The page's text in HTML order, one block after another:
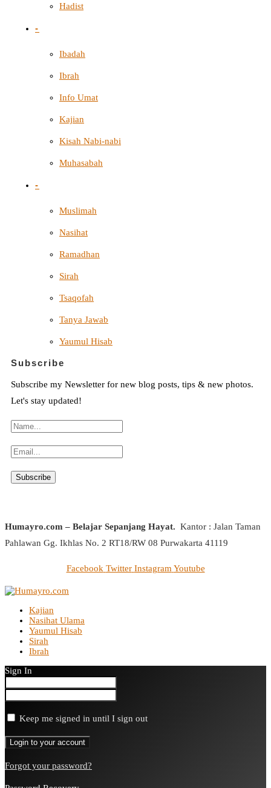
Hadist
-
Ibadah
Ibrah
Info Umat
Kajian
Kisah Nabi-nabi
Muhasabah
-
Muslimah
Nasihat
Ramadhan
Sirah
Tsaqofah
Tanya Jawab
Yaumul Hisab
Subscribe
Subscribe my Newsletter for new blog posts, tips & new photos.
Let's stay updated!
Humayro.com – Belajar Sepanjang Hayat. Kantor : Jalan Taman
Pahlawan Gg. Ikhlas No. 2 RT18/RW 08 Purwakarta 41119
Facebook Twitter Instagram Youtube
Kajian
Nasihat Ulama
Yaumul Hisab
Sirah
Ibrah
Sign In
Keep me signed in until I sign out
Forgot your password?